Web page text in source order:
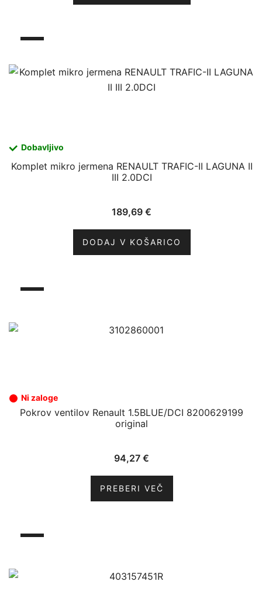
Dobavljivo
Komplet mikro jermena RENAULT TRAFIC-II LAGUNA II
III 2.0DCI
189,69 €
DODAJ V KOŠARICO
Ni zaloge
Pokrov ventilov Renault 1.5BLUE/DCI 8200629199
original
94,27 €
PREBERI VEČ